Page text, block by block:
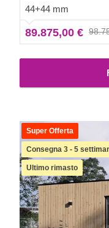
per godersi piacevoli
da letto garantiscono
disturbati, anche
Questo modello
porte in PVC
44+44 mm
89.875,00 €
Super Offerta
Consegna 3 - 5
Ultimo rimasto